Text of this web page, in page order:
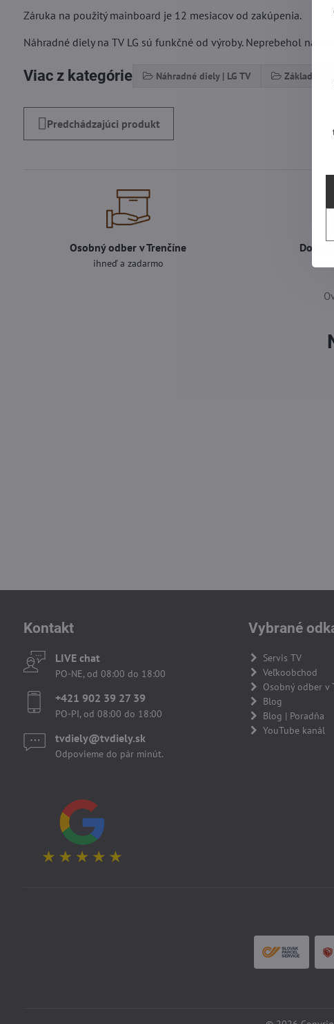
Záruka na použitý mainboard je 12 mesiacov od zakúpenia.
Náhradné diely na TV LG sú funkčné od výroby. Neprebehol na
Viac z kategórie Náhradné diely | LG TV Základné
Predchádzajúci produkt
Osobný odber v Trenčíne
ihneď a zadarmo
Kontakt
LIVE chat
PO-NE, od 08:00 do 18:00
+421 902 39 27 39
PO-PI, od 08:00 do 18:00
tvdiely​​@tvdiely​​.sk
Odpovieme do pár minút.
Vybrané
Servis TV
Veľkoobchod
Osobný odber v
Blog
Blog | Poradňa
YouTube kanál